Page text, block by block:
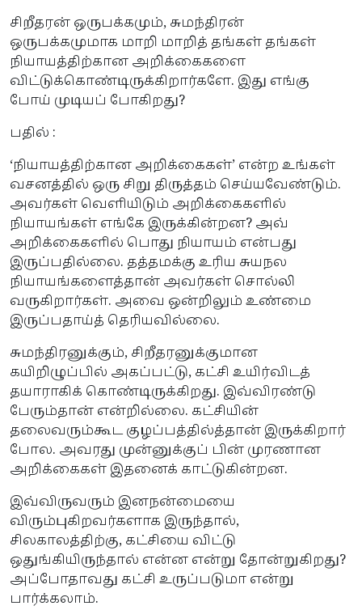
சிறீதரன் ஒருபக்கமும், சுமந்திரன்
ஒருபக்கமுமாக மாறி மாறித் தங்கள் தங்கள்
நியாயத்திற்கான அறிக்கைகளை
விட்டுக்கொண்டிருக்கிறார்களே. இது எங்கு
போய் முடியப் போகிறது?
பதில் :
‘நியாயத்திற்கான அறிக்கைகள்’ என்ற உங்கள்
வசனத்தில் ஒரு சிறு திருத்தம் செய்யவேண்டும்.
அவர்கள் வெளியிடும் அறிக்கைகளில்
நியாயங்கள் எங்கே இருக்கின்றன? அவ்
அறிக்கைகளில் பொது நியாயம் என்பது
இருப்பதில்லை. தத்தமக்கு உரிய சுயநல
நியாயங்களைத்தான் அவர்கள் சொல்லி
வருகிறார்கள். அவை ஒன்றிலும் உண்மை
இருப்பதாய்த் தெரியவில்லை.
சுமந்திரனுக்கும், சிறீதரனுக்குமான
கயிறிழுப்பில் அகப்பட்டு, கட்சி உயிர்விடத்
தயாராகிக் கொண்டிருக்கிறது. இவ்விரண்டு
பேரும்தான் என்றில்லை. கட்சியின்
தலைவரும்கூட குழப்பத்தில்த்தான் இருக்கிறார்
போல. அவரது முன்னுக்குப் பின் முரணான
அறிக்கைகள் இதனைக் காட்டுகின்றன.
இவ்விருவரும் இனநன்மையை
விரும்புகிறவர்களாக இருந்தால்,
சிலகாலத்திற்கு, கட்சியை விட்டு
ஒதுங்கியிருந்தால் என்ன என்று தோன்றுகிறது?
அப்போதாவது கட்சி உருப்படுமா என்று
பார்க்கலாம்.